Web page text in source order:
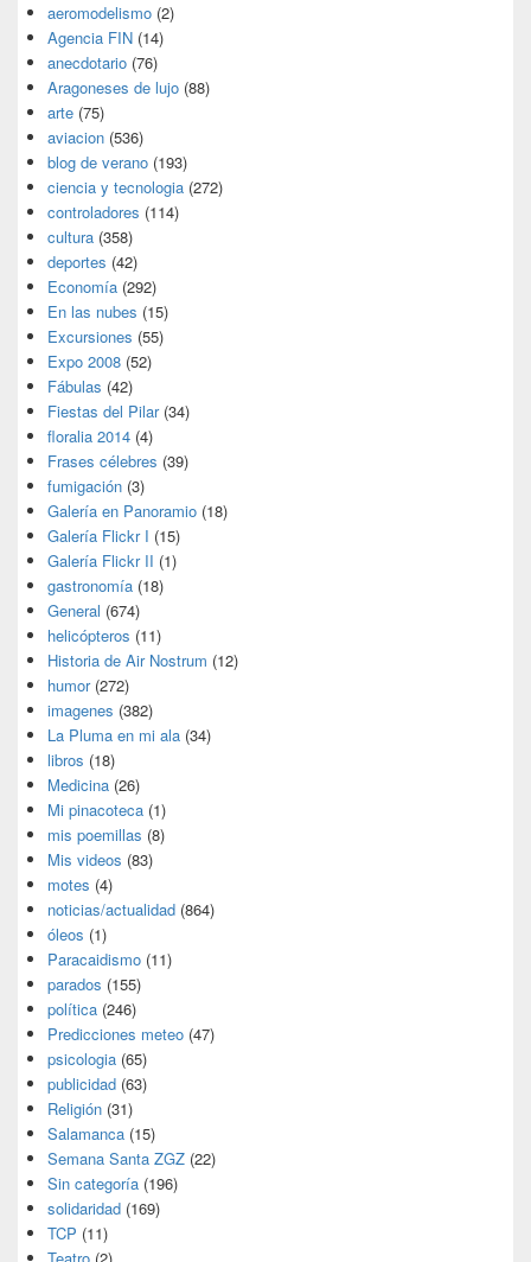
aeromodelismo (2)
Agencia FIN (14)
anecdotario (76)
Aragoneses de lujo (88)
arte (75)
aviacion (536)
blog de verano (193)
ciencia y tecnologia (272)
controladores (114)
cultura (358)
deportes (42)
Economía (292)
En las nubes (15)
Excursiones (55)
Expo 2008 (52)
Fábulas (42)
Fiestas del Pilar(34)
floralia 2014 (4)
Frases célebres (39)
fumigación (3)
Galería en Panoramio (18)
Galería Flickr I (15)
Galería Flickr II (1)
gastronomía (18)
General (674)
helicópteros (11)
Historia de Air Nostrum (12)
humor(272)
imagenes (382)
La Pluma en mi ala (34)
libros (18)
Medicina (26)
Mi pinacoteca (1)
mis poemillas (8)
Mis videos (83)
motes (4)
noticias/actualidad (864)
óleos (1)
Paracaidismo (11)
parados (155)
política (246)
Predicciones meteo (47)
psicologia (65)
publicidad (63)
Religión (31)
Salamanca (15)
Semana Santa ZGZ (22)
Sin categoría (196)
solidaridad (169)
TCP (11)